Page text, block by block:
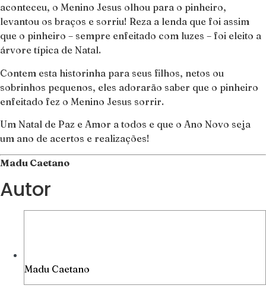
aconteceu, o Menino Jesus olhou para o pinheiro,
levantou os braços e sorriu! Reza a lenda que foi assim
que o pinheiro – sempre enfeitado com luzes – foi eleito a
árvore típica de Natal.
Contem esta historinha para seus filhos, netos ou
sobrinhos pequenos, eles adorarão saber que o pinheiro
enfeitado fez o Menino Jesus sorrir.
Um Natal de Paz e Amor a todos e que o Ano Novo seja
um ano de acertos e realizações!
Madu Caetano
Autor
Madu Caetano